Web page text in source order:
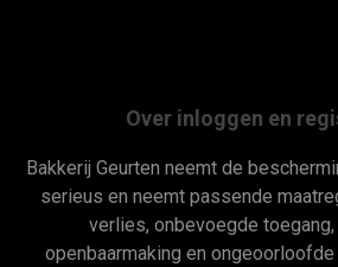
Over inloggen en
Bakkerij Geurten neemt de
serieus en neemt passende
verlies, onbevoegde
openbaarmaking en